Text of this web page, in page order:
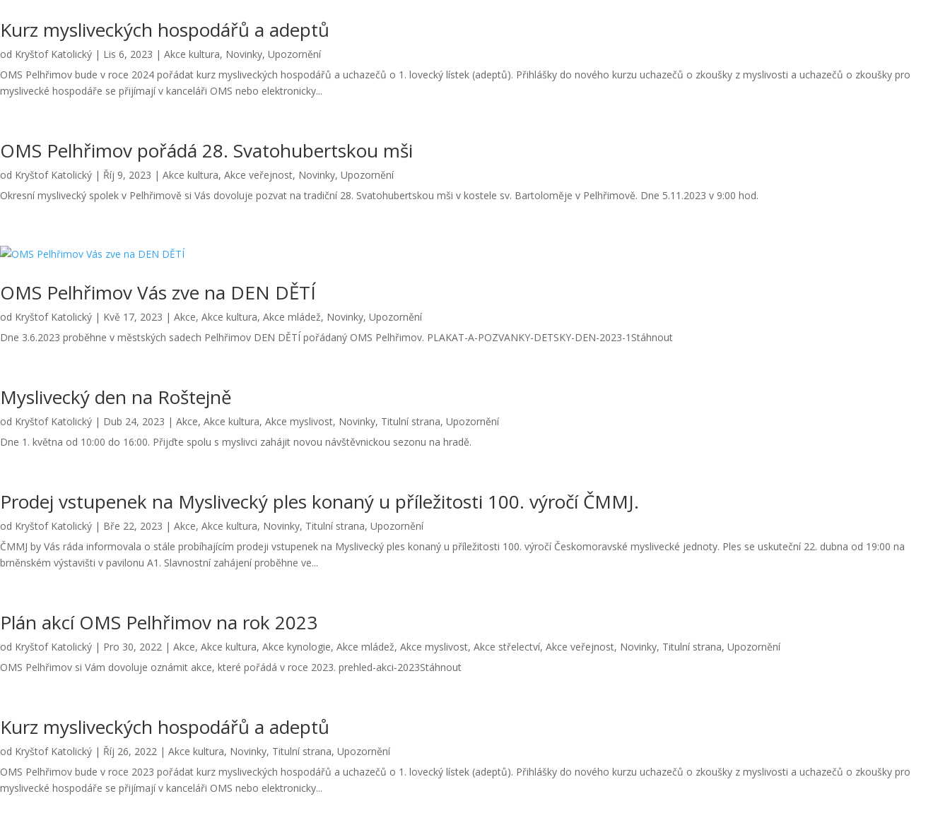
Kurz mysliveckých hospodářů a adeptů
od Kryštof Katolický | Lis 6, 2023 | Akce kultura, Novinky, Upozornění
OMS Pelhřimov bude v roce 2024 pořádat kurz mysliveckých hospodářů a uchazečů o 1. lovecký lístek (adeptů). Přihlášky do nového kurzu uchazečů o zkoušky z myslivosti a uchazečů o zkoušky pro
myslivecké hospodáře se přijímají v kanceláři OMS nebo elektronicky...
OMS Pelhřimov pořádá 28. Svatohubertskou mši
od Kryštof Katolický | Říj 9, 2023 | Akce kultura, Akce veřejnost, Novinky, Upozornění
Okresní myslivecký spolek v Pelhřimově si Vás dovoluje pozvat na tradiční 28. Svatohubertskou mši v kostele sv. Bartoloměje v Pelhřimově. Dne 5.11.2023 v 9:00 hod.
OMS Pelhřimov Vás zve na DEN DĚTÍ
od Kryštof Katolický | Kvě 17, 2023 | Akce, Akce kultura, Akce mládež, Novinky, Upozornění
Dne 3.6.2023 proběhne v městských sadech Pelhřimov DEN DĚTÍ pořádaný OMS Pelhřimov. PLAKAT-A-POZVANKY-DETSKY-DEN-2023-1Stáhnout
Myslivecký den na Roštejně
od Kryštof Katolický | Dub 24, 2023 | Akce, Akce kultura, Akce myslivost, Novinky, Titulní strana, Upozornění
Dne 1. května od 10:00 do 16:00. Přijďte spolu s myslivci zahájit novou návštěvnickou sezonu na hradě.
Prodej vstupenek na Myslivecký ples konaný u příležitosti 100. výročí ČMMJ.
od Kryštof Katolický | Bře 22, 2023 | Akce, Akce kultura, Novinky, Titulní strana, Upozornění
ČMMJ by Vás ráda informovala o stále probíhajícím prodeji vstupenek na Myslivecký ples konaný u příležitosti 100. výročí Českomoravské myslivecké jednoty. Ples se uskuteční 22. dubna od 19:00 na
brněnském výstavišti v pavilonu A1. Slavnostní zahájení proběhne ve...
Plán akcí OMS Pelhřimov na rok 2023
od Kryštof Katolický | Pro 30, 2022 | Akce, Akce kultura, Akce kynologie, Akce mládež, Akce myslivost, Akce střelectví, Akce veřejnost, Novinky, Titulní strana, Upozornění
OMS Pelhřimov si Vám dovoluje oznámit akce, které pořádá v roce 2023. prehled-akci-2023Stáhnout
Kurz mysliveckých hospodářů a adeptů
od Kryštof Katolický | Říj 26, 2022 | Akce kultura, Novinky, Titulní strana, Upozornění
OMS Pelhřimov bude v roce 2023 pořádat kurz mysliveckých hospodářů a uchazečů o 1. lovecký lístek (adeptů). Přihlášky do nového kurzu uchazečů o zkoušky z myslivosti a uchazečů o zkoušky pro
myslivecké hospodáře se přijímají v kanceláři OMS nebo elektronicky...